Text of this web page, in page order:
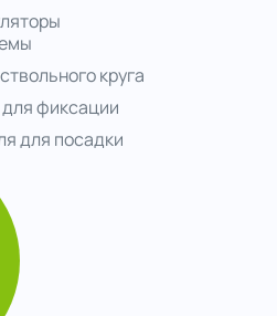
круга
фиксации
для посадки